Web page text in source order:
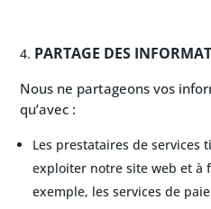
PARTAGE DES
Nous ne partageons vos
qu’avec :
Les prestataires de services
exploiter notre site web et à
exemple, les services de